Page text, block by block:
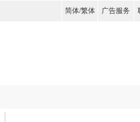
简体/繁体 广告服务